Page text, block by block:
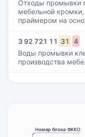
Отходы промывки
мебельной
праймером на
3 92 721 11 31
4
Воды промывки
производства
Номер блока ФККО